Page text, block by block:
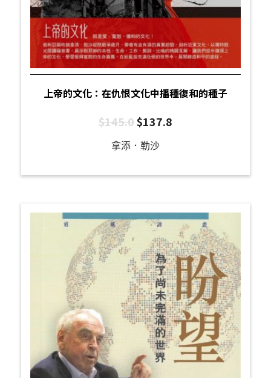
上帝的文化：在仇恨文化中播種復和的種子
$145.0$137.8
拿添．勒沙